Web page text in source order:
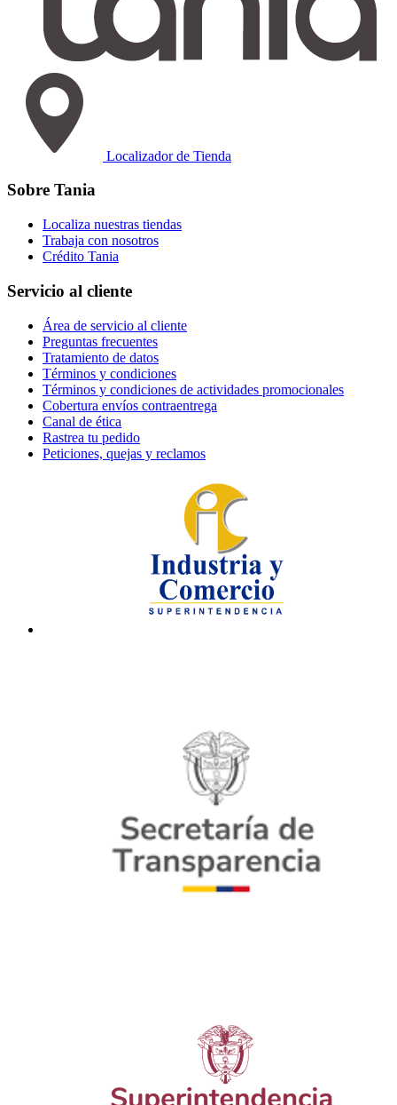
Localizador de Tienda
Sobre Tania
Localiza nuestras tiendas
Trabaja con nosotros
Crédito Tania
Servicio al cliente
Área de servicio al cliente
Preguntas frecuentes
Tratamiento de datos
Términos y condiciones
Términos y condiciones de actividades promocionales
Cobertura envíos contraentrega
Canal de ética
Rastrea tu pedido
Peticiones, quejas y reclamos